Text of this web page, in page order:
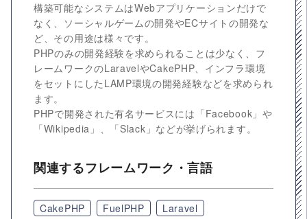
構築可能なシステムはWebアプリケーションだけで
なく、ソーシャルゲームの開発やECサイトの開発な
ど、その用途は様々です。
PHPのみの開発経験を求められることは少なく、フ
レームワークのLaravelやCakePHP、インフラ環境
をセットにしたLAMP環境の開発経験などを求められ
ます。
PHPで開発された有名サービスには「Facebook」や
「Wikipedia」、「Slack」などが挙げられます。
関連するフレームワーク・言語
CakePHP FuelPHP Laravel